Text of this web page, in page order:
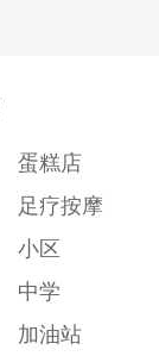
蛋糕店
足疗按摩
小区
中学
加油站